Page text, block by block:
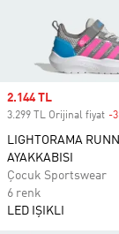
Sale price
2.144 TL
3.299 TL Orijinal fiyat -
LIGHTORAMA
AYAKKABISI
Çocuk Sportswear
6 renk
LED IŞIKLI